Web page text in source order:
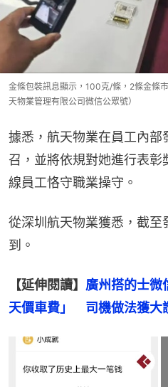
金條包裝訊息顯示，100克/條，2條金條
天物業管理有限公司微信公眾號）
據悉，航天物業在員工內部
召，並將依規對她進行表
線員工恪守職業操守。
從深圳航天物業獲悉，截
到。
【延伸閱讀】 廣州搭的士微
天價車費」　司機做法獲大